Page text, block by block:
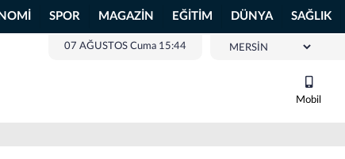
SPOR MAGAZİN EĞİTİM DÜNYA SAĞLIK
07 AĞUSTOS Cuma 15:44
Mobil